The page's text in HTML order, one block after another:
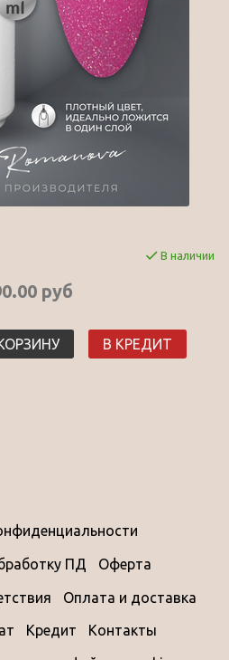
В наличии
руб
В КРЕДИТ
ПД Оферта
Оплата и доставка
Кредит Контакты